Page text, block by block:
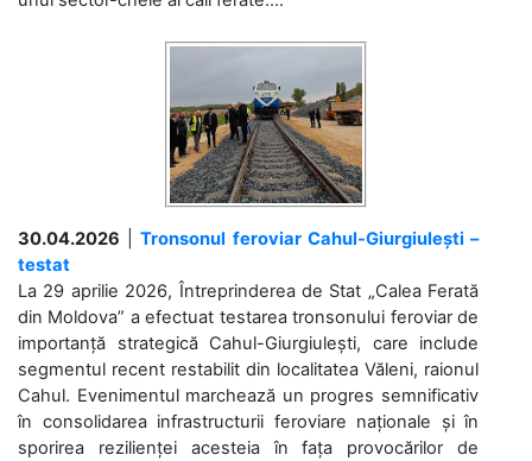
30.04.2026 |Tronsonul feroviar Cahul-Giurgiulești –
testat
La 29 aprilie 2026, Întreprinderea de Stat „Calea Ferată
din Moldova” a efectuat testarea tronsonului feroviar de
importanță strategică Cahul-Giurgiulești, care include
segmentul recent restabilit din localitatea Văleni, raionul
Cahul. Evenimentul marchează un progres semnificativ
în consolidarea infrastructurii feroviare naționale și în
sporirea rezilienței acesteia în fața provocărilor de